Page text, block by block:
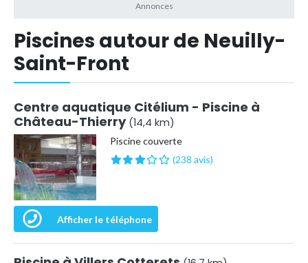
Piscines autour de Neuilly-
Saint-Front
Centre aquatique Citélium - Piscine à
Château-Thierry (14,4 km)
Piscine couverte
(238 avis)
Afficher le téléphone